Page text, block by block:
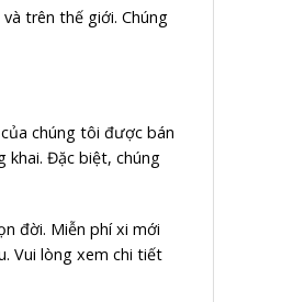
trên thế giới. Chúng
chúng tôi được bán
khai. Đặc biệt, chúng
đời. Miễn phí xi mới
Vui lòng xem chi tiết